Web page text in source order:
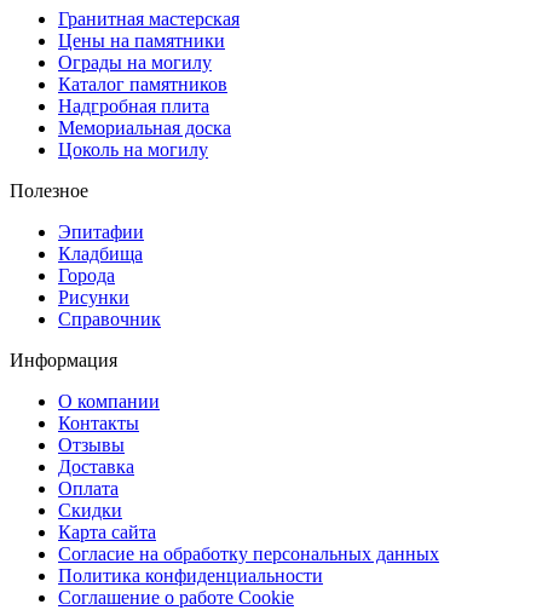
Гранитная мастерская
Цены на памятники
Ограды на могилу
Каталог памятников
Надгробная плита
Мемориальная доска
Цоколь на могилу
Полезное
Эпитафии
Кладбища
Города
Рисунки
Справочник
Информация
О компании
Контакты
Отзывы
Доставка
Оплата
Скидки
Карта сайта
Согласие на обработку персональных данных
Политика конфиденциальности
Соглашение о работе Cookie